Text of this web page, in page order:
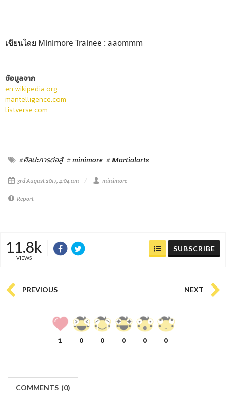
เขียนโดย Minimore Trainee : aaommm
ข้อมูลจาก
en.wikipedia.org
mantelligence.com
listverse.com
#ศิลปะการต่อสู้ # minimore # Martialarts
3rd August 2017, 4:04 am minimore
Report
11.8k
VIEWS
SUBSCRIBE
PREVIOUS NEXT
1 0 0 0 0 0
COMMENTS (0)